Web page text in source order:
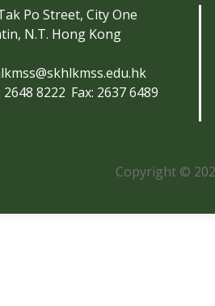
Po Street, City One
N.T. Hong Kong
2648 8222 Fax: 2637 6489
Copyright ©